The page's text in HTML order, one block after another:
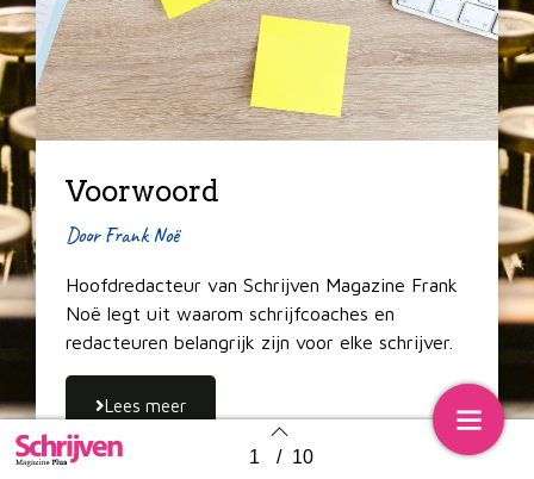
Back to index 1 / 10
Voorwoord
Door Frank Noë
Hoofdredacteur van Schrijven Magazine Frank
Noë legt uit waarom schrijfcoaches en
redacteuren belangrijk zijn voor elke schrijver.
Lees meer